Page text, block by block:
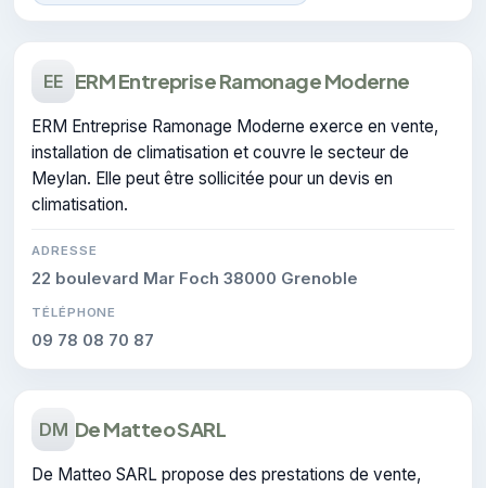
EE ERM Entreprise Ramonage Moderne
ERM Entreprise Ramonage Moderne exerce en vente,
installation de climatisation et couvre le secteur de
Meylan. Elle peut être sollicitée pour un devis en
climatisation.
ADRESSE
22 boulevard Mar Foch 38000 Grenoble
TÉLÉPHONE
09 78 08 70 87
DM De Matteo SARL
De Matteo SARL propose des prestations de vente,